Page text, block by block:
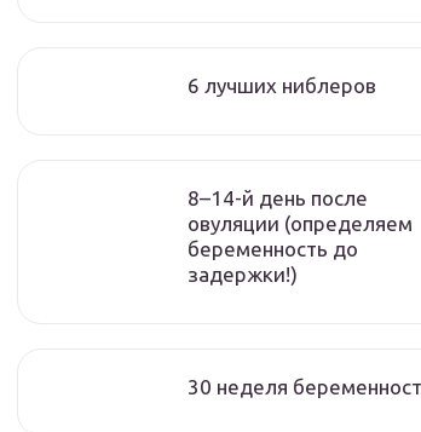
6 лучших ниблеров
8–14-й день после
овуляции (определяем
беременность до
задержки!)
30 неделя